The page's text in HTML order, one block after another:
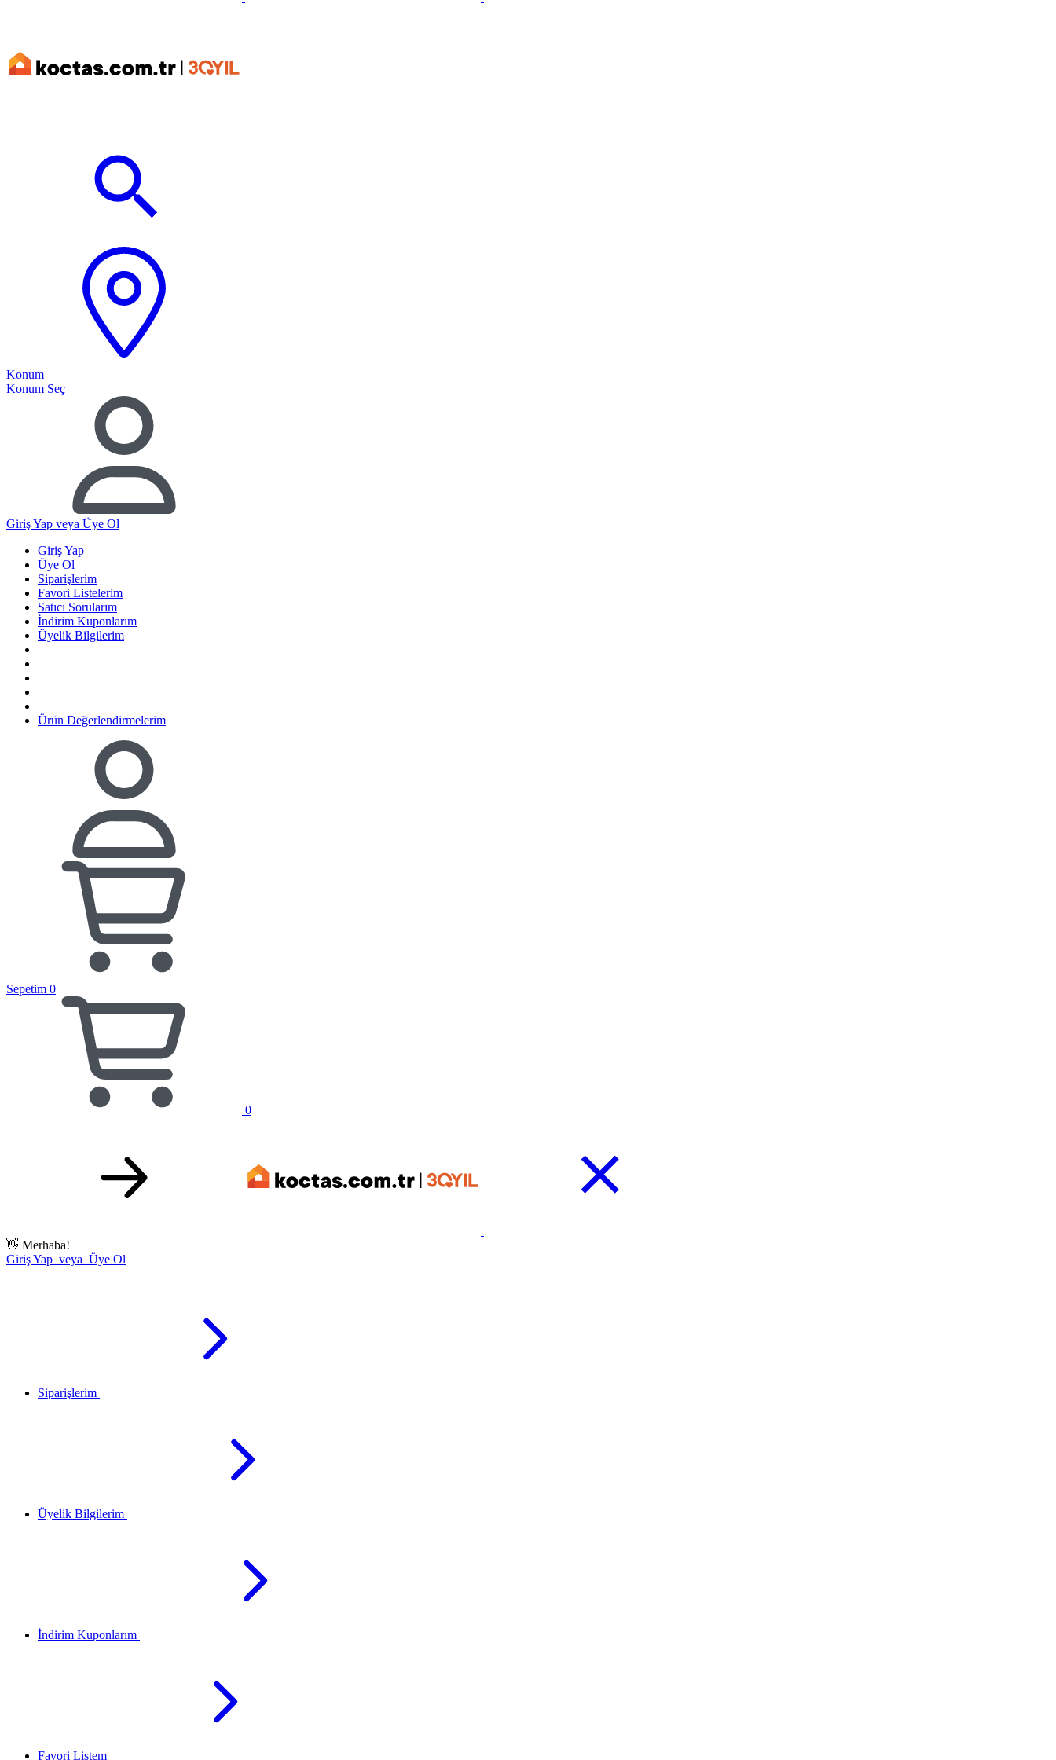
Konum
Konum Seç
Giriş Yap veya Üye Ol
Giriş Yap
Üye Ol
Siparişlerim
Favori Listelerim
Satıcı Sorularım
İndirim Kuponlarım
Üyelik Bilgilerim
Ürün Değerlendirmelerim
Sepetim 0
0
👋 Merhaba!
Giriş Yap veya Üye Ol
Siparişlerim
Üyelik Bilgilerim
İndirim Kuponlarım
Favori Listem